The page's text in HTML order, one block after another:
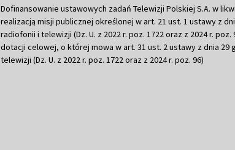
Dofinansowanie ustawowych zadań Telewizji Polskiej S.A. w
realizacją misji publicznej określonej w art. 21 ust. 1 ustawy z
radiofonii i telewizji (Dz. U. z 2022 r. poz. 1722 oraz z 2024 r.
dotacji celowej, o której mowa w art. 31 ust. 2 ustawy z dnia 29
telewizji (Dz. U. z 2022 r. poz. 1722 oraz z 2024 r. poz. 96)